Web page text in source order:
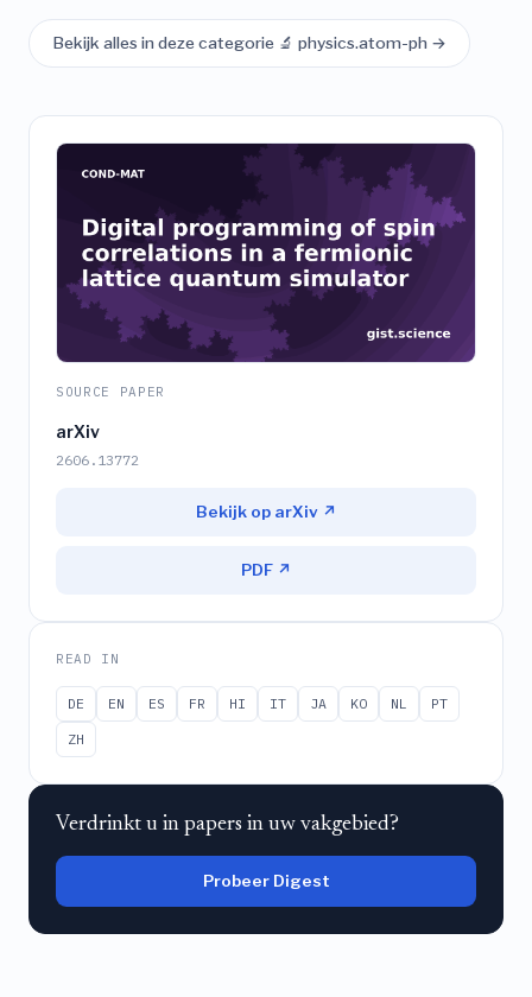
Bekijk alles in deze categorie 🔬 physics.atom-ph →
SOURCE PAPER
arXiv
2606.13772
Bekijk op arXiv ↗
PDF ↗
READ IN
DE EN ES FR HI IT JA KO NL
PT
ZH
Verdrinkt u in papers in uw vakgebied?
Probeer Digest